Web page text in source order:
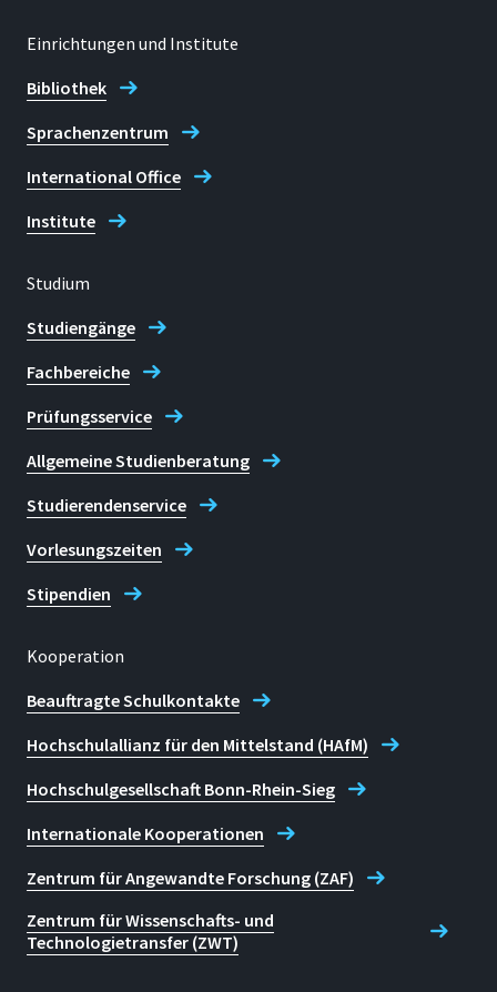
Einrichtungen und Institute
Bibliothek
Sprachenzentrum
International Office
Institute
Studium
Studiengänge
Fachbereiche
Prüfungsservice
Allgemeine Studienberatung
Studierendenservice
Vorlesungszeiten
Stipendien
Kooperation
Beauftragte Schulkontakte
Hochschulallianz für den Mittelstand (HAfM)
Hochschulgesellschaft Bonn-Rhein-Sieg
Internationale Kooperationen
Zentrum für Angewandte Forschung (ZAF)
Zentrum für Wissenschafts- und
Technologietransfer (ZWT)